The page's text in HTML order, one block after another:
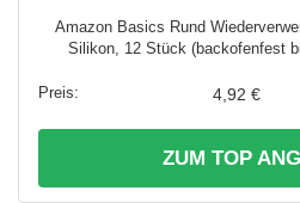
Amazon Basics Rund
Silikon, 12 Stück (backofenfest
4,92 €
ZUM TOP